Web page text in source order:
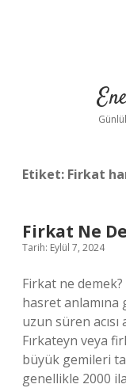
Etiket: Firkat
Firkat Ne
Tarih: Eylül 7, 2024
Firkat ne
hasret anlamına
uzun süren
Fırkateyn veya
büyük gemileri
genellikle 2000